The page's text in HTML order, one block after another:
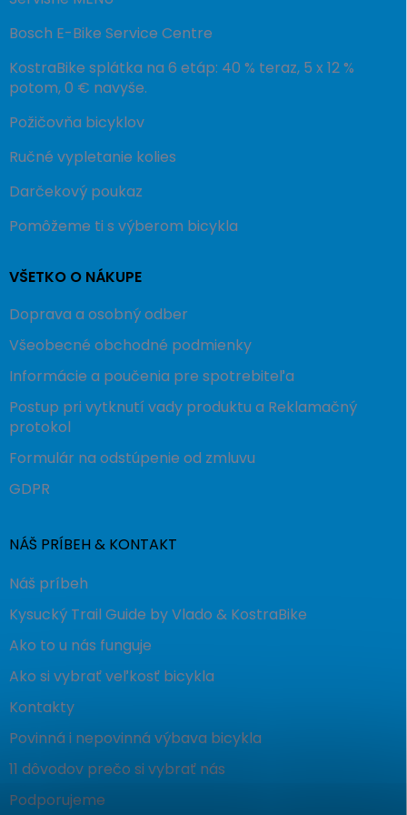
Bosch E-Bike Service Centre
KostraBike splátka na 6 etáp: 40 % teraz, 5 x 12 %
potom, 0 € navyše.
Požičovňa bicyklov
Ručné vypletanie kolies
Darčekový poukaz
Pomôžeme ti s výberom bicykla
VŠETKO O NÁKUPE
Doprava a osobný odber
Všeobecné obchodné podmienky
Informácie a poučenia pre spotrebiteľa
Postup pri vytknutí vady produktu a Reklamačný
protokol
Formulár na odstúpenie od zmluvu
GDPR
NÁŠ PRÍBEH & KONTAKT
Náš príbeh
Kysucký Trail Guide by Vlado & KostraBike
Ako to u nás funguje
Ako si vybrať veľkosť bicykla
Kontakty
Povinná i nepovinná výbava bicykla
11 dôvodov prečo si vybrať nás
Podporujeme